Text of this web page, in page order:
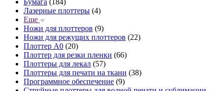
Бумага (184)
Лазерные плоттеры (4)
Еще
Ножи для плоттеров (9)
Ножи для режущих плоттеров (22)
Плоттер А0 (20)
Плоттер для резки пленки (66)
Плоттеры для лекал (57)
Плоттеры для печати на ткани (38)
Программное обеспечение (9)